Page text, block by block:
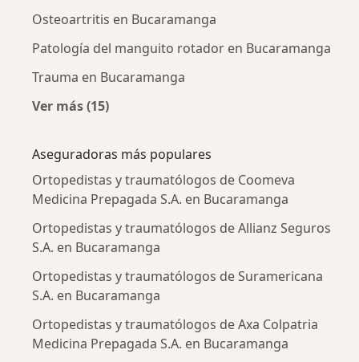
Osteoartritis en Bucaramanga
Patología del manguito rotador en Bucaramanga
Trauma en Bucaramanga
Ver más (15)
Aseguradoras más populares
Ortopedistas y traumatólogos de Coomeva
Medicina Prepagada S.A. en Bucaramanga
Ortopedistas y traumatólogos de Allianz Seguros
S.A. en Bucaramanga
Ortopedistas y traumatólogos de Suramericana
S.A. en Bucaramanga
Ortopedistas y traumatólogos de Axa Colpatria
Medicina Prepagada S.A. en Bucaramanga